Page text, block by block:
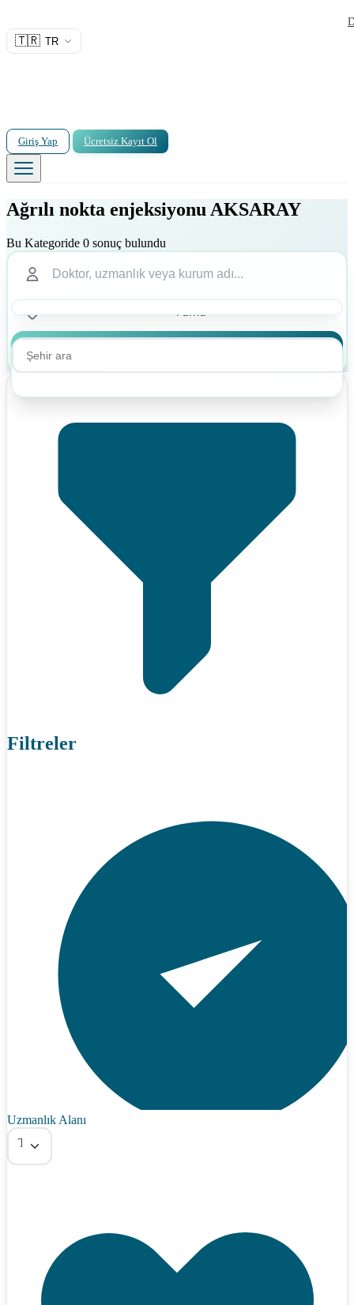
🇹🇷 TR
Giriş Yap Ücretsiz Kayıt Ol
Ağrılı nokta enjeksiyonu AKSARAY
Bu Kategoride 0 sonuç bulundu
Filtreler
Uzmanlık Alanı
Tümü